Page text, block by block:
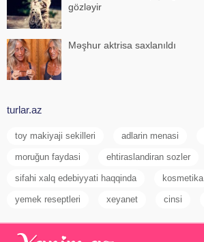
gözləyir
Məşhur aktrisa saxlanıldı
turlar.az
toy makiyaji sekilleri adlarin menasi
moruğun faydasi ehtiraslandiran sozler
sifahi xalq edebiyyati haqqinda kosmetika
yemek reseptleri xeyanet cinsi